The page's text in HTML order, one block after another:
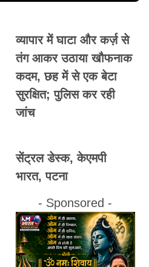
व्यापार में घाटा और कर्ज़ से
तंग आकर उठाया खौफनाक
कदम, छह में से एक बेटा
सुरक्षित; पुलिस कर रही
जांच
सेंट्रल डेस्क, केएमपी
भारत, पटना
- Sponsored -